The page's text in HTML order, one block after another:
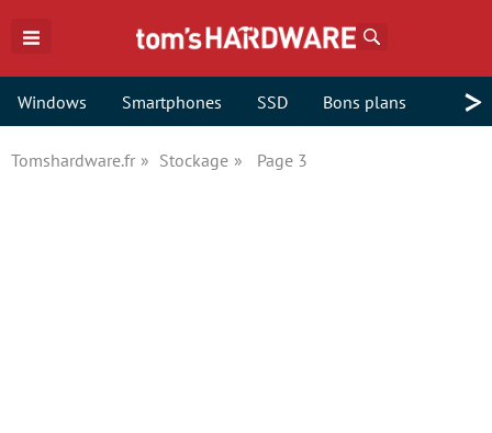
Windows Smartphones SSD Bons plans >
Tomshardware.fr Stockage Page 3